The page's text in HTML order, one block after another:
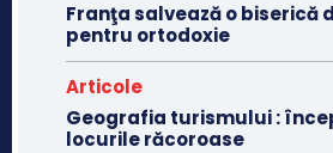
Franţa salvează o biserică
pentru ortodoxie
Articole
Geografia turismului :
locurile răcoroase